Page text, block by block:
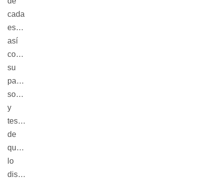
cada
espacio
así
como
su
paisaje
sonoro
y
testimonios
de
quienes
lo
disfrutan.